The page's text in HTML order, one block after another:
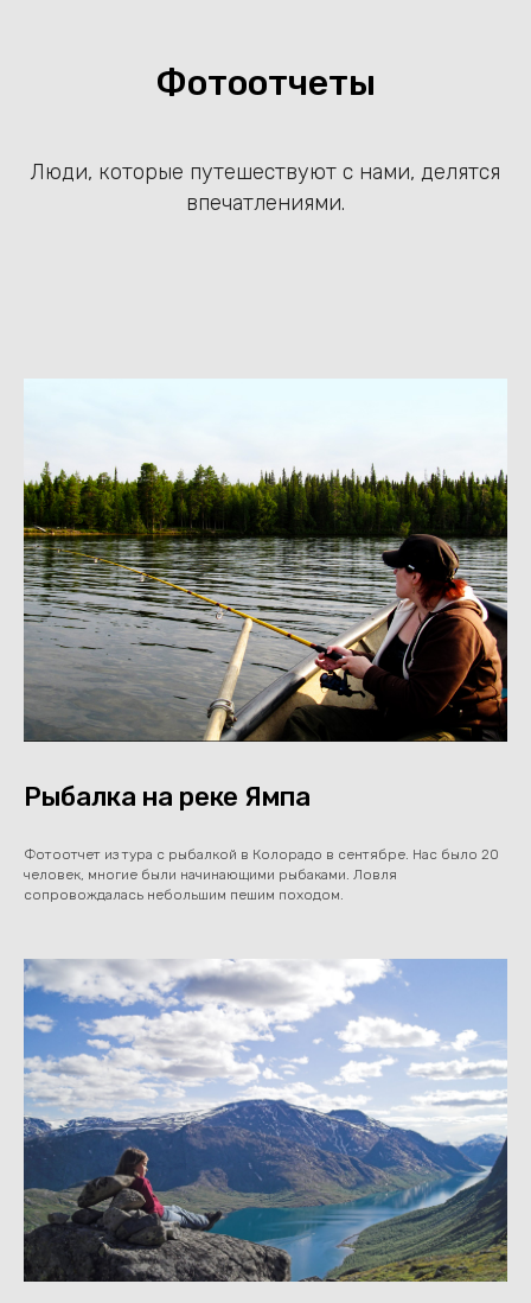
Фотоотчеты
Люди, которые путешествуют с нами, делятся
впечатлениями.
Рыбалка на реке Ямпа
Фотоотчет из тура с рыбалкой в Колорадо в сентябре. Нас было 20
человек, многие были начинающими рыбаками. Ловля
сопровождалась небольшим пешим походом.